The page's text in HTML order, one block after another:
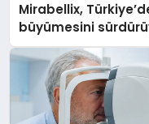
Mirabellix,
büyümesini